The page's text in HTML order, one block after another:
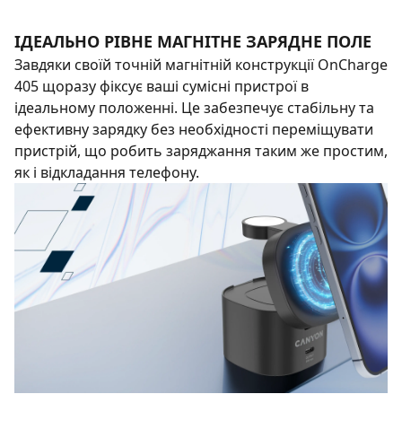
ІДЕАЛЬНО РІВНЕ МАГНІТНЕ ЗАРЯДНЕ ПОЛЕ
Завдяки своїй точній магнітній конструкції OnCharge
405 щоразу фіксує ваші сумісні пристрої в
ідеальному положенні. Це забезпечує стабільну та
ефективну зарядку без необхідності переміщувати
пристрій, що робить заряджання таким же простим,
як і відкладання телефону.